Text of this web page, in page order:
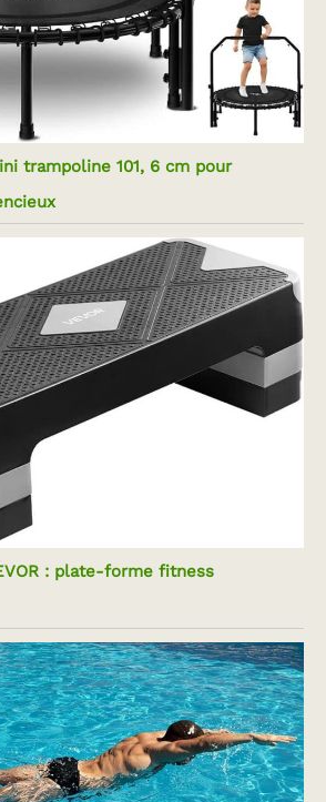
trampoline 101, 6 cm pour
: plate-forme fitness